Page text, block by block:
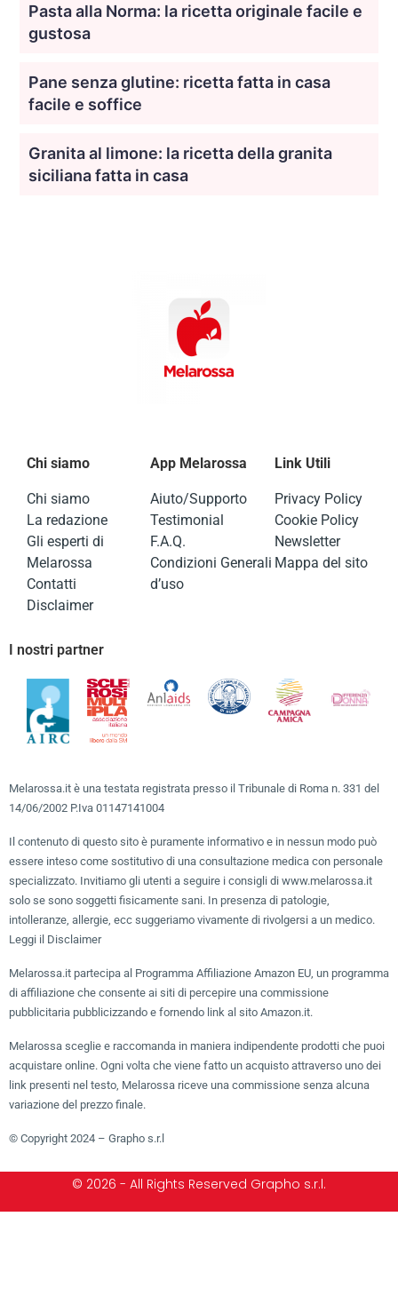
Pasta alla Norma: la ricetta originale facile e
gustosa
Pane senza glutine: ricetta fatta in casa
facile e soffice
Granita al limone: la ricetta della granita
siciliana fatta in casa
Chi siamo
Chi siamo
La redazione
Gli esperti di
Melarossa
Contatti
Disclaimer
App Melarossa
Aiuto/Supporto
Testimonial
F.A.Q.
Condizioni Generali
d’uso
Link Utili
Privacy Policy
Cookie Policy
Newsletter
Mappa del sito
I nostri partner
Melarossa.it è una testata registrata presso il Tribunale di Roma n. 331 del
14/06/2002 P.Iva 01147141004
Il contenuto di questo sito è puramente informativo e in nessun modo può
essere inteso come sostitutivo di una consultazione medica con personale
specializzato. Invitiamo gli utenti a seguire i consigli di www.melarossa.it
solo se sono soggetti fisicamente sani. In presenza di patologie,
intolleranze, allergie, ecc suggeriamo vivamente di rivolgersi a un medico.
Leggi il Disclaimer
Melarossa.it partecipa al Programma Affiliazione Amazon EU, un programma
di affiliazione che consente ai siti di percepire una commissione
pubblicitaria pubblicizzando e fornendo link al sito Amazon.it.
Melarossa sceglie e raccomanda in maniera indipendente prodotti che puoi
acquistare online. Ogni volta che viene fatto un acquisto attraverso uno dei
link presenti nel testo, Melarossa riceve una commissione senza alcuna
variazione del prezzo finale.
© Copyright 2024 – Grapho s.r.l
© 2026 - All Rights Reserved Grapho s.r.l.